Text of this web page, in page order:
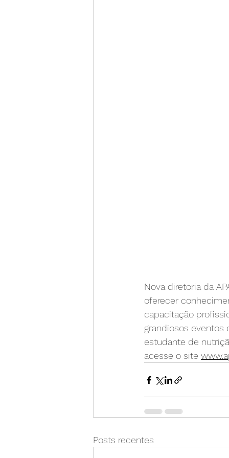
Nova diretoria da
oferecer
capacitação
grandiosos eventos
estudante de
acesse o site
Posts recentes